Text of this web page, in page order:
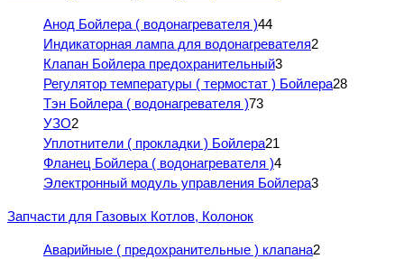
Анод Бойлера ( водонагревателя )44
Индикаторная лампа для водонагревателя2
Клапан Бойлера предохранительный3
Регулятор температуры ( термостат ) Бойлера28
Тэн Бойлера ( водонагревателя )73
УЗО2
Уплотнители ( прокладки ) Бойлера21
Фланец Бойлера ( водонагревателя )4
Электронный модуль управления Бойлера3
Запчасти для Газовых Котлов, Колонок
Аварийные ( предохранительные ) клапана2